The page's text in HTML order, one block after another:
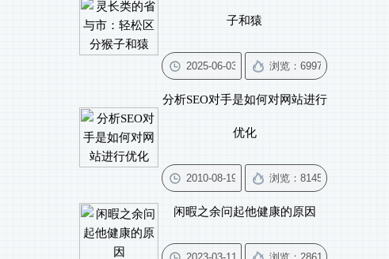
子和猿
分析SEO对手是如何对网站进行
优化
闲暇之余问起他健康的原因